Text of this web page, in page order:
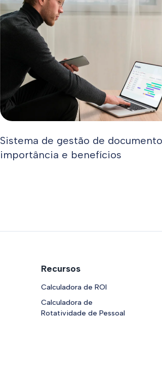
Sistema de gestão de
importância e benefícios
Recursos
Calculadora de ROI
Calculadora de
Rotatividade de Pessoal